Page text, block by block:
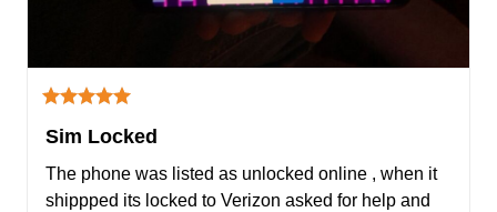
Sim Locked
The phone was listed as unlocked online , when it
shippped its locked to Verizon asked for help and